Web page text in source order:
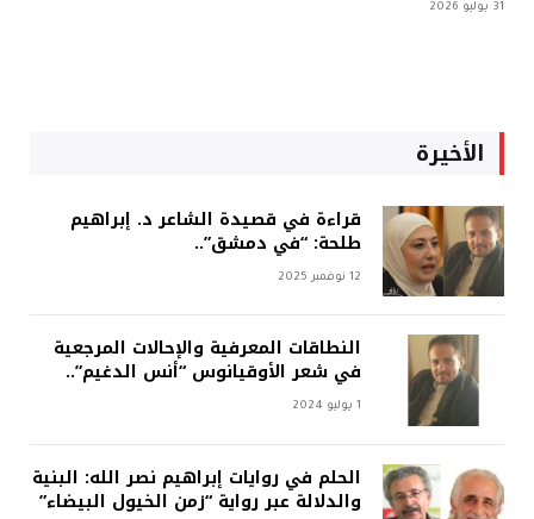
31 يوليو 2026
الأخيرة
قراءة في قصيدة الشاعر د. إبراهيم
طلحة: “في دمشق”..
12 نوفمبر 2025
النطاقات المعرفية والإحالات المرجعية
في شعر الأوقيانوس “أنس الدغيم”..
1 يوليو 2024
الحلم في روايات إبراهيم نصر الله: البنية
والدلالة عبر رواية “زمن الخيول البيضاء”